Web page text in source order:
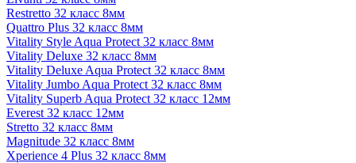
Restretto 32 класс 8мм
Quattro Plus 32 класс 8мм
Vitality Style Aqua Protect 32 класс 8мм
Vitality Deluxe 32 класс 8мм
Vitality Deluxe Aqua Protect 32 класс 8мм
Vitality Jumbo Aqua Protect 32 класс 8мм
Vitality Superb Aqua Protect 32 класс 12мм
Everest 32 класс 12мм
Stretto 32 класс 8мм
Magnitude 32 класс 8мм
Xperience 4 Plus 32 класс 8мм